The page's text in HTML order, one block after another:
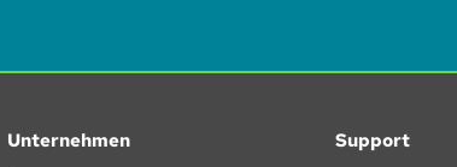
Unternehmen Support